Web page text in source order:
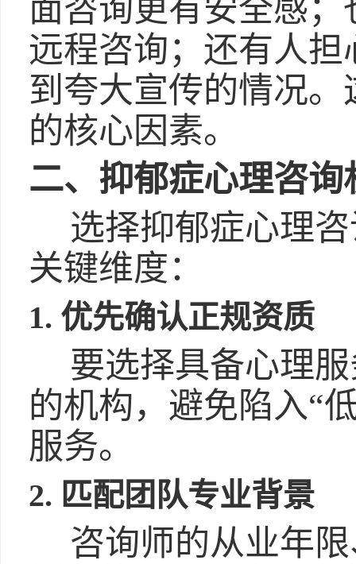
面咨询更有安全感
远程咨询；还有人
到夸大宣传的情况
的核心因素。
二、抑郁症心理咨
选择抑郁症心理
关键维度：
1. 优先确认正规资质
要选择具备心理
的机构，避免陷入“
服务。
2. 匹配团队专业背景
咨询师的从业年